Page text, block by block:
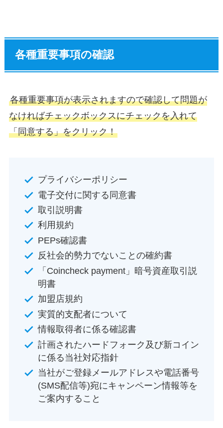
各種重要事項の確認
各種重要事項が表示されますので確認して問題が
なければチェックボックスにチェックを入れて
「同意する」をクリック！
プライバシーポリシー
電子交付に関する同意書
取引説明書
利用規約
PEPs確認書
反社会的勢力でないことの確約書
「Coincheck payment」暗号資産取引説
明書
加盟店規約
実質的支配者について
情報取得者に係る確認書
計画されたハードフォーク及び新コイン
に係る当社対応指針
当社がご登録メールアドレスや電話番号
(SMS配信等)宛にキャンペーン情報等を
ご案内すること